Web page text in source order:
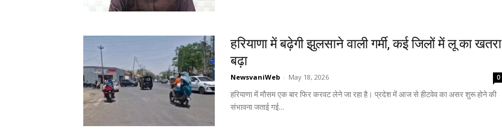
हरियाणा में बढ़ेगी झुलसाने वाली गर्मी, कई जिलों में लू का खतरा
बढ़ा
NewsvaniWeb - May 18, 2026 0
हरियाणा में मौसम एक बार फिर करवट लेने जा रहा है। प्रदेश में आज से हीटवेव का असर शुरू होने की
संभावना जताई गई...